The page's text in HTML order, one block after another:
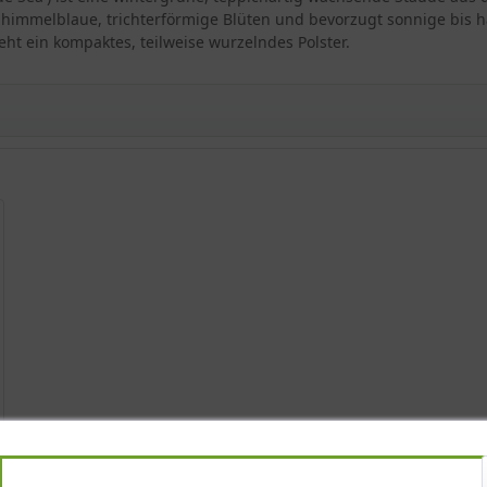
trichterförmige Blüten und bevorzugt sonnige bis
ein kompaktes, teilweise wurzelndes Polster.
Sea'